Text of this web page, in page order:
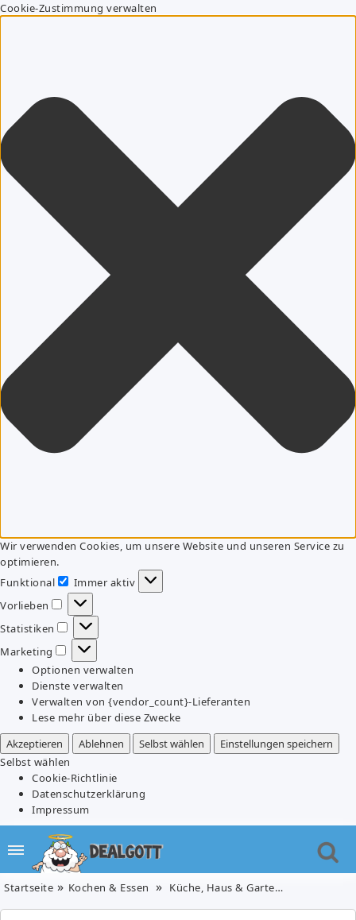
Cookie-Zustimmung verwalten
Wir verwenden Cookies, um unsere Website und unseren Service zu
optimieren.
Funktional
Funktional
Immer aktiv
Vorlieben
Vorlieben
Statistiken
Statistiken
Marketing
Marketing
Optionen verwalten
Dienste verwalten
Verwalten von {vendor_count}-Lieferanten
Lese mehr über diese Zwecke
Akzeptieren
Ablehnen Selbst wählen
Einstellungen speichern
Selbst wählen
Cookie-Richtlinie
Datenschutzerklärung
Impressum
Startseite Kochen & Essen Küche, Haus & Garten